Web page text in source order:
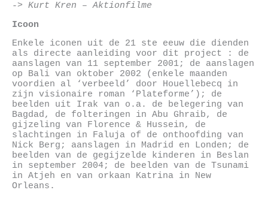
-> Kurt Kren – Aktionfilme
Icoon
Enkele iconen uit de 21 ste eeuw die dienden
als directe aanleiding voor dit project : de
aanslagen van 11 september 2001; de aanslagen
op Bali van oktober 2002 (enkele maanden
voordien al ‘verbeeld’ door Houellebecq in
zijn visionaire roman ‘Plateforme’); de
beelden uit Irak van o.a. de belegering van
Bagdad, de folteringen in Abu Ghraib, de
gijzeling van Florence & Hussein, de
slachtingen in Faluja of de onthoofding van
Nick Berg; aanslagen in Madrid en Londen; de
beelden van de gegijzelde kinderen in Beslan
in september 2004; de beelden van de Tsunami
in Atjeh en van orkaan Katrina in New
Orleans.